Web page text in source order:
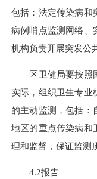
包括：法定传染病和
病例哨点监测网络、
机构负责开展突发公
区卫健局要按照国
实际，组织卫生专业
的主动监测，包括：
地区的重点传染病和
理和监督，保证监测
4.2报告